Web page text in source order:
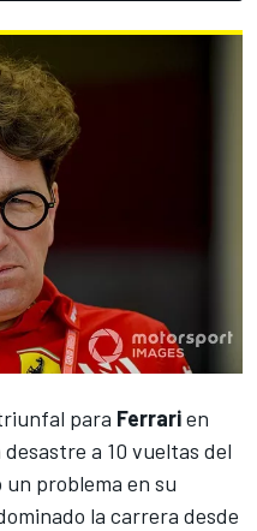
para Ferrarien
a 10 vueltas del
problema en su
la carrera desde